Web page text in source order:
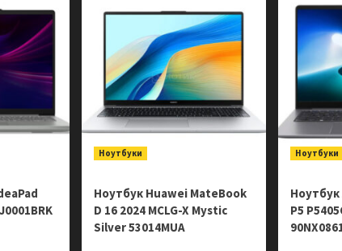
Ноутбуки
Ноутбук Huawei MateBook
D 16 2024 MCLG-X Mystic
Silver 53014MUA
Ноутбуки
Ноутбук
P5